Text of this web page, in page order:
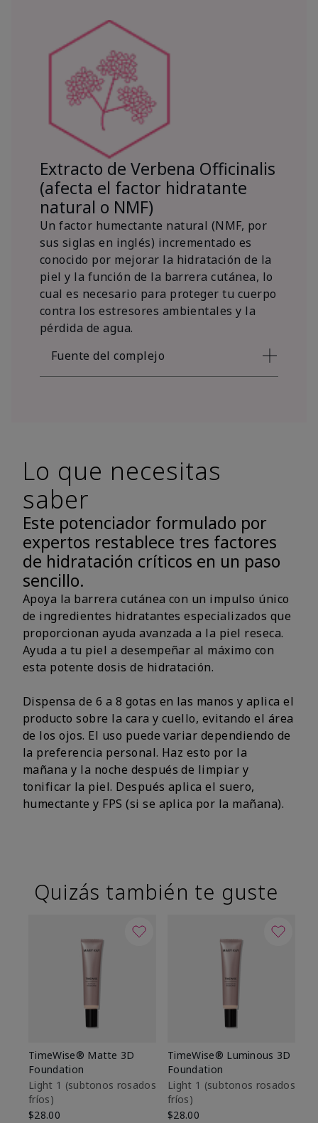
Extracto de Verbena Officinalis
(afecta el factor hidratante
natural o NMF)
Un factor humectante natural (NMF, por
sus siglas en inglés) incrementado es
conocido por mejorar la hidratación de la
piel y la función de la barrera cutánea, lo
cual es necesario para proteger tu cuerpo
contra los estresores ambientales y la
pérdida de agua.
Fuente del complejo
Lo que necesitas
saber
Este potenciador formulado por
expertos restablece tres factores
de hidratación críticos en un paso
sencillo.
Apoya la barrera cutánea con un impulso único
de ingredientes hidratantes especializados que
proporcionan ayuda avanzada a la piel reseca.
Ayuda a tu piel a desempeñar al máximo con
esta potente dosis de hidratación.
Dispensa de 6 a 8 gotas en las manos y aplica el
producto sobre la cara y cuello, evitando el área
de los ojos. El uso puede variar dependiendo de
la preferencia personal. Haz esto por la
mañana y la noche después de limpiar y
tonificar la piel. Después aplica el suero,
humectante y FPS (si se aplica por la mañana).
Quizás también te guste
TimeWise® Matte 3D
Foundation
Light 1​ (subtonos rosados
fríos)
$28.00
TimeWise® Luminous 3D
Foundation
Light 1​ (subtonos rosados
fríos)
$28.00